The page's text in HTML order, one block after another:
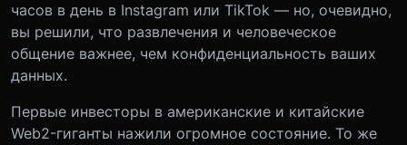
часов в день в Instagram или TikTok — но, очевидно,
вы решили, что развлечения и человеческое
общение важнее, чем конфиденциальность ваших
данных.
Первые инвесторы в американские и китайские
Web2-гиганты нажили огромное состояние. То же